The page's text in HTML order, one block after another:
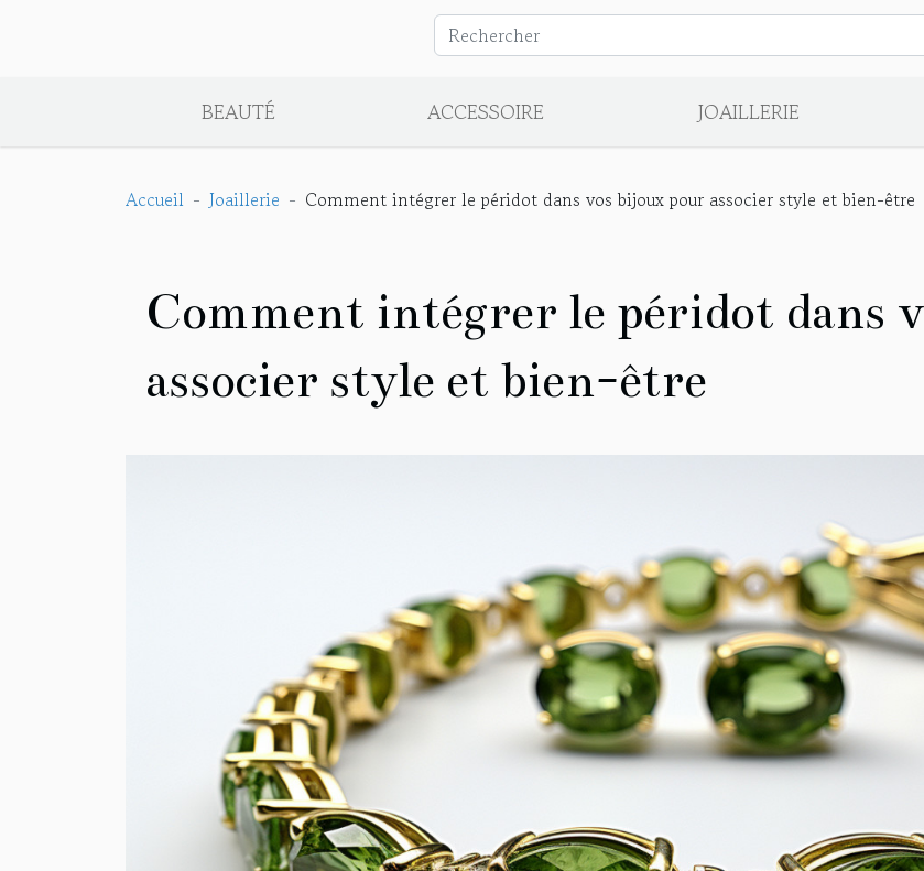
BEAUTÉ ACCESSOIRE JOAILLERIE
Accueil Joaillerie Comment intégrer le péridot dans vos bijoux pour associer style et bien-être
Comment intégrer le péridot dans
associer style et bien-être